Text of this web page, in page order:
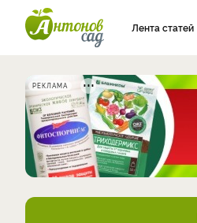
Лента статей
РЕКЛАМА